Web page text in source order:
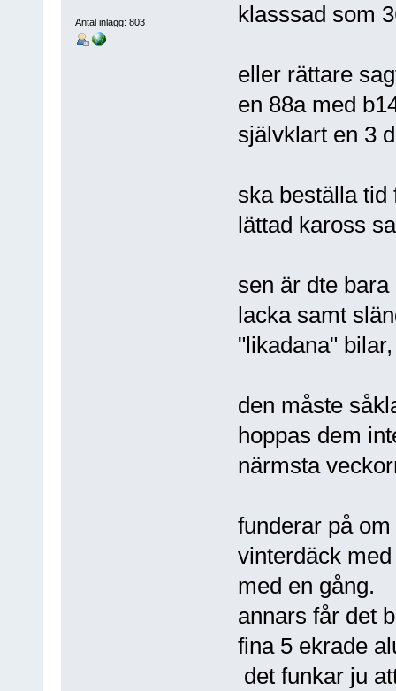
Antal inlägg: 803
klasssad som
eller rättare
en 88a med
självklart en 3
ska beställa
lättad kaross
sen är dte
lacka samt
"likadana"
den måste
hoppas dem
närmsta
funderar på
vinterdäck
med en gång.
annars får det
fina 5 ekrade
det funkar ju